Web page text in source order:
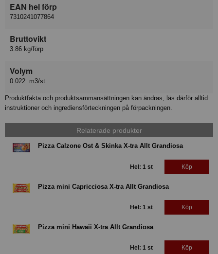
EAN hel förp
7310241077864
Bruttovikt
3.86 kg/förp
Volym
0.022 m3/st
Produktfakta och produktsammansättningen kan ändras, läs därför alltid
instruktioner och ingrediensförteckningen på förpackningen.
Relaterade produkter
Pizza Calzone Ost & Skinka X-tra Allt Grandiosa
Hel: 1 st Köp
Pizza mini Capricciosa X-tra Allt Grandiosa
Hel: 1 st Köp
Pizza mini Hawaii X-tra Allt Grandiosa
Hel: 1 st Köp